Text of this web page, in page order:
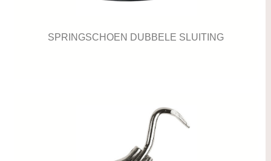
SPRINGSCHOEN DUBBELE SLUITING